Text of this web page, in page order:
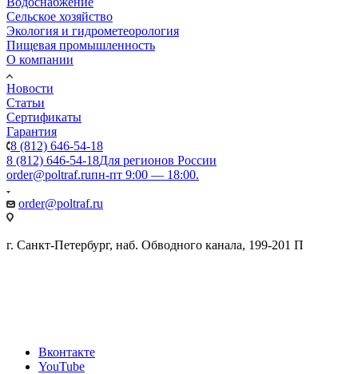
Сельское хозяйство
Экология и гидрометеорология
Пищевая промышленность
О компании
Новости
Статьи
Сертификаты
Гарантия
8 (812) 646-54-18
8 (812) 646-54-18Для регионов России
order@poltraf.ruпн-пт 9:00 — 18:00.
order@poltraf.ru
г. Санкт-Петербург, наб. Обводного канала, 199-201 П
Вконтакте
YouTube